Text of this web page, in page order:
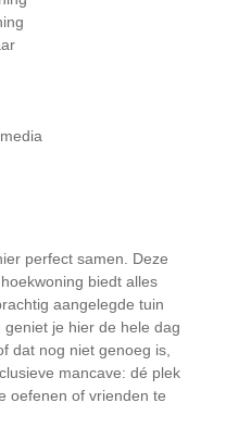
perfect samen. Deze
biedt alles
aangelegde tuin
je hier de hele dag
dat nog niet genoeg is,
mancave: dé plek
oefenen of vrienden te